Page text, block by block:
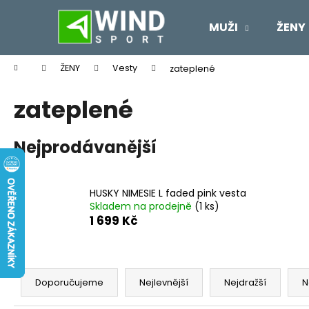
MUŽI ŽENY
Domů ŽENY Vesty zateplené
zateplené
Nejprodávanější
HUSKY NIMESIE L faded pink vesta
Skladem na prodejně (1 ks)
1 699 Kč
Ř
a
z
Doporučujeme Nejlevnější Nejdražší
í
do
obchodu
do
obchodu